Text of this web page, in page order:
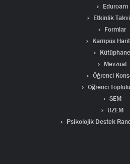
Eduroam
Etkinlik
Formlar
Kampüs
Kütüphane
Mevzuat
Öğrenci
Öğrenci
SEM
UZEM
Psikolojik Destek